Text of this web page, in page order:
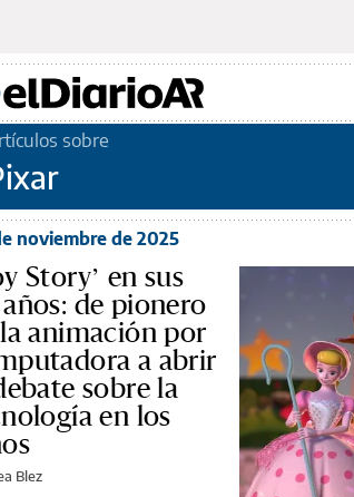
sobre
noviembre de 2025
Story’ en sus
de pionero
animación por
a abrir
sobre la
en los
Blez